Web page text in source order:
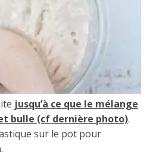
jusqu’à ce que le mélange
bulle (cf dernière photo).
sur le pot pour